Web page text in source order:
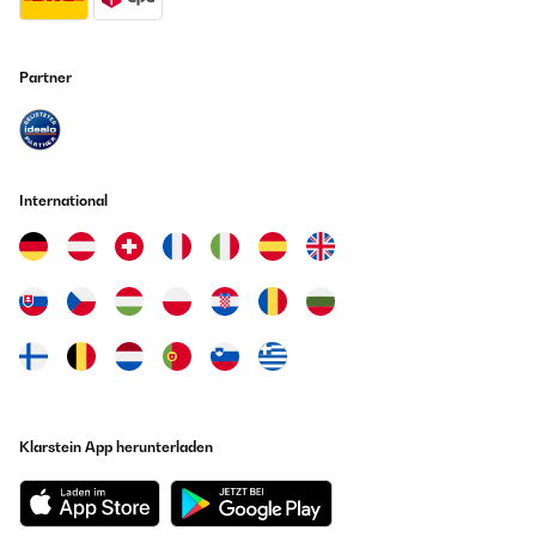
Partner
International
Klarstein App herunterladen